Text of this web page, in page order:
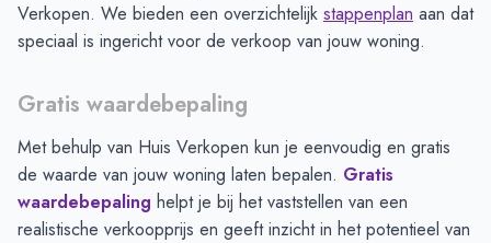
Verkopen. We bieden een overzichtelijk stappenplan aan dat
speciaal is ingericht voor de verkoop van jouw woning.
Gratis waardebepaling
Met behulp van Huis Verkopen kun je eenvoudig en gratis
de waarde van jouw woning laten bepalen. Gratis
waardebepaling helpt je bij het vaststellen van een
realistische verkoopprijs en geeft inzicht in het potentieel van